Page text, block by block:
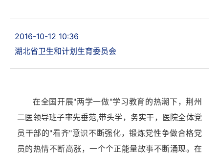
2016-10-12 10:36
湖北省卫生和计划生育委员会
在全国开展"两学一做"学习教育的热潮下，荆州
二医领导班子率先垂范,带头学，务实干，医院全体党
员干部的"看齐"意识不断强化，锻炼党性争做合格党
员的热情不断高涨，一个个正能量故事不断涌现。在